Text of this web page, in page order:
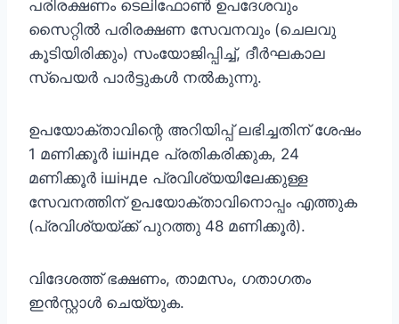
പരിരക്ഷണം ടെലിഫോൺ ഉപദേശവും
സൈറ്റിൽ പരിരക്ഷണ സേവനവും (ചെലവു
കൂടിയിരിക്കും) സംയോജിപ്പിച്ച്, ദീർഘകാല
സ്പെയർ പാർട്ടുകൾ നൽകുന്നു.
ഉപയോക്താവിന്റെ അറിയിപ്പ് ലഭിച്ചതിന് ശേഷം
1 മണിക്കൂർ ішінде പ്രതികരിക്കുക, 24
മണിക്കൂർ ішінде പ്രവിശ്യയിലേക്കുള്ള
സേവനത്തിന് ഉപയോക്താവിനൊപ്പം എത്തുക
(പ്രവിശ്യയ്ക്ക് പുറത്തു 48 മണിക്കൂർ).
വിദേശത്ത് ഭക്ഷണം, താമസം, ഗതാഗതം
ഇൻസ്റ്റാൾ ചെയ്യുക.